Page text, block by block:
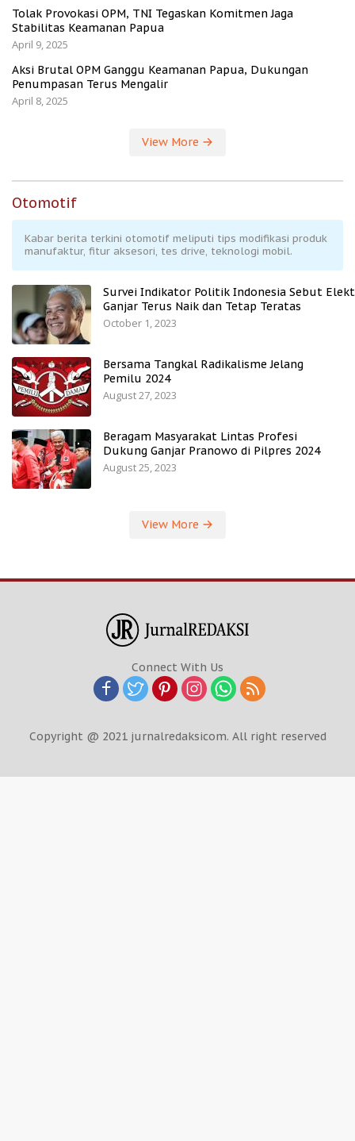
Tolak Provokasi OPM, TNI Tegaskan Komitmen Jaga
Stabilitas Keamanan Papua
April 9, 2025
Aksi Brutal OPM Ganggu Keamanan Papua, Dukungan
Penumpasan Terus Mengalir
April 8, 2025
View More
Otomotif
Kabar berita terkini otomotif meliputi tips modifikasi produk
manufaktur, fitur aksesori, tes drive, teknologi mobil.
Survei Indikator Politik Indonesia Sebut
Ganjar Terus Naik dan Tetap Teratas
October 1, 2023
Bersama Tangkal Radikalisme Jelang
Pemilu 2024
August 27, 2023
Beragam Masyarakat Lintas Profesi
Dukung Ganjar Pranowo di Pilpres 2024
August 25, 2023
View More
Connect With Us
Copyright @ 2021 jurnalredaksicom. All right reserved